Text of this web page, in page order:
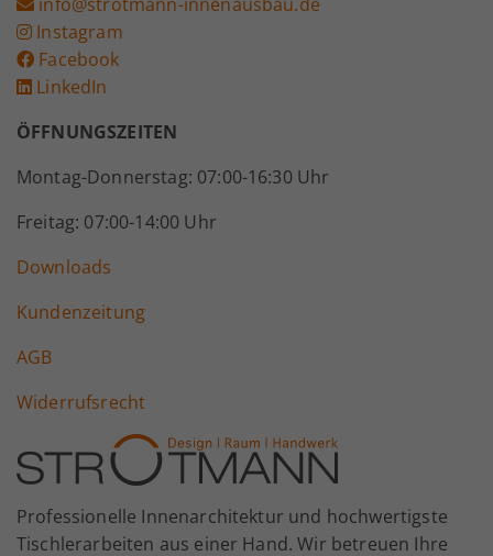
Instagram
Facebook
LinkedIn
ÖFFNUNGSZEITEN
Montag-Donnerstag: 07:00-16:30 Uhr
Freitag: 07:00-14:00 Uhr
Downloads
Kundenzeitung
AGB
Widerrufsrecht
Professionelle Innenarchitektur und hochwertigste
Tischlerarbeiten aus einer Hand. Wir betreuen Ihre